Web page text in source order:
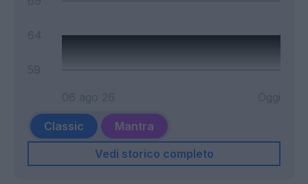
Classic
Mantra
Vedi storico completo